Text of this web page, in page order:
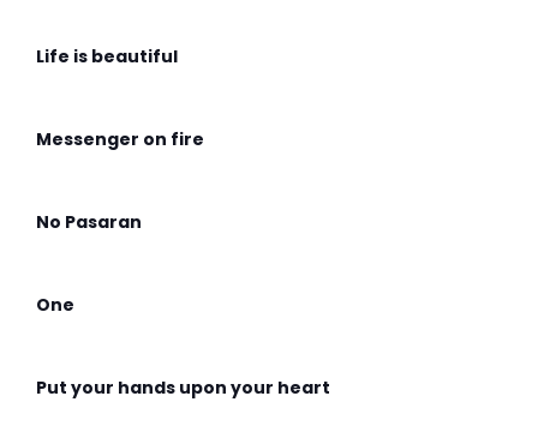
Life is beautiful
Messenger on fire
No Pasaran
One
Put your hands upon your heart